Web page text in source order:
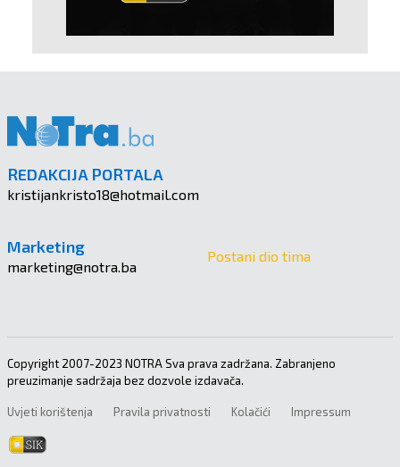
REDAKCIJA PORTALA
kristijankristo18@hotmail.com
Marketing
marketing@notra.ba
Postani dio tima
Copyright 2007-2023 NOTRA Sva prava zadržana. Zabranjeno
preuzimanje sadržaja bez dozvole izdavača.
Uvjeti korištenja Pravila privatnosti Kolačići Impressum